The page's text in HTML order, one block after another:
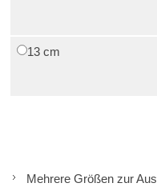
13 cm
Mehrere Größen zur